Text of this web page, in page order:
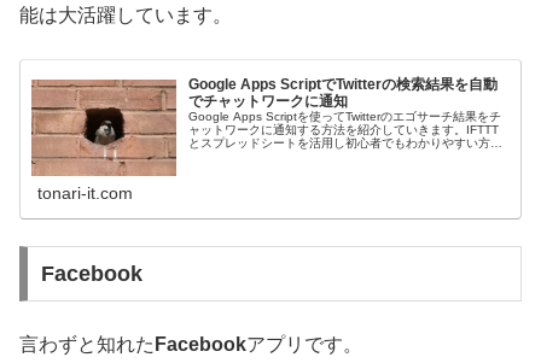
能は大活躍しています。
Google Apps ScriptでTwitterの検索結果を自動
でチャットワークに通知
Google Apps Scriptを使ってTwitterのエゴサーチ結果をチ
ャットワークに通知する方法を紹介していきます。IFTTT
とスプレッドシートを活用し初心者でもわかりやすい方法
tonari-it.com
Facebook
言わずと知れた Facebookアプリです。